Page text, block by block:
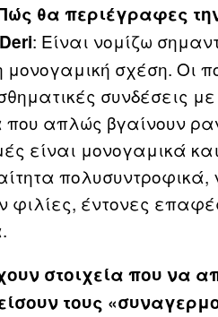
θα περιέγραφες
: Είναι νομίζω
μονογαμική σχέση. Οι
συνδέσεις
απλώς βγαίνουν
είναι μονογαμικά
πολυσυντροφικά,
φιλίες, έντονες
στοιχεία που να
τους